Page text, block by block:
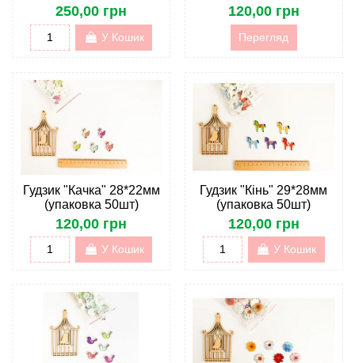
250,00 грн
У Кошик
120,00 грн
Перегляд
Гудзик "Качка" 28*22мм
(упаковка 50шт)
120,00 грн
У Кошик
Гудзик "Кінь" 29*28мм
(упаковка 50шт)
120,00 грн
У Кошик